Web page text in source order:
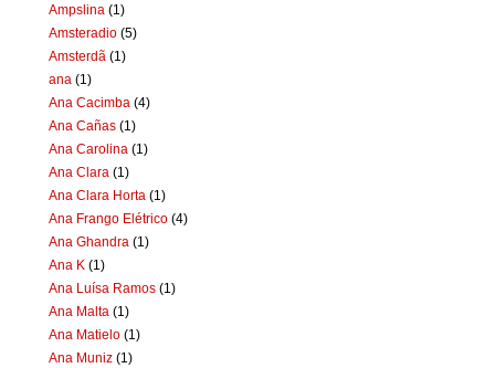
Ampslina (1)
Amsteradio (5)
Amsterdã (1)
ana (1)
Ana Cacimba (4)
Ana Cañas (1)
Ana Carolina (1)
Ana Clara (1)
Ana Clara Horta (1)
Ana Frango Elétrico (4)
Ana Ghandra (1)
Ana K (1)
Ana Luísa Ramos (1)
Ana Malta (1)
Ana Matielo (1)
Ana Muniz (1)